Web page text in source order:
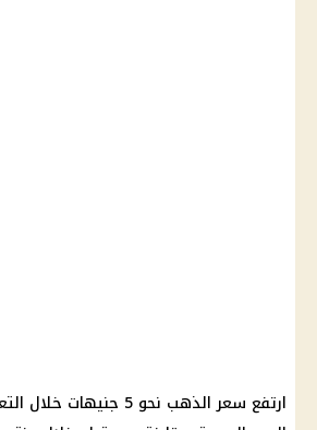
ارتفع سعر الذهب نحو 5